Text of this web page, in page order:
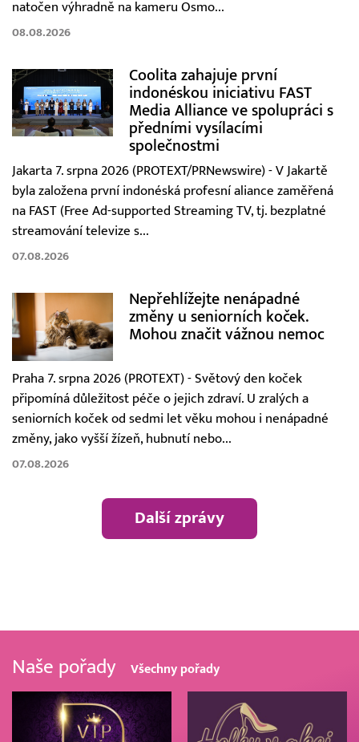
natočen výhradně na kameru Osmo...
08.08.2026
Coolita zahajuje první
indonéskou iniciativu FAST
Media Alliance ve spolupráci s
předními vysílacími
společnostmi
Jakarta 7. srpna 2026 (PROTEXT/PRNewswire) - V Jakartě
byla založena první indonéská profesní aliance zaměřená
na FAST (Free Ad-supported Streaming TV, tj. bezplatné
streamování televize s...
07.08.2026
Nepřehlížejte nenápadné
změny u seniorních koček.
Mohou značit vážnou nemoc
Praha 7. srpna 2026 (PROTEXT) - Světový den koček
připomíná důležitost péče o jejich zdraví. U zralých a
seniorních koček od sedmi let věku mohou i nenápadné
změny, jako vyšší žízeň, hubnutí nebo...
07.08.2026
Další zprávy
Naše pořady Všechny pořady